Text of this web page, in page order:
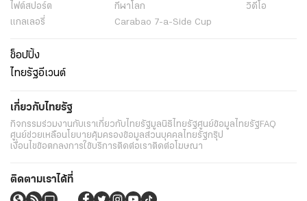
ไฟต์สปอร์ต
กีฬาโลก
วิดีโอ
แกลเลอรี่
Carabao 7-a-Side Cup
ช็อปปิ้ง
ไทยรัฐอีเวนต์
เกี่ยวกับไทยรัฐ
กิจกรรมร่วมงานกับเราเกี่ยวกับไทยรัฐมูลนิธิไทยรัฐศูนย์ข้อมูลไทยรัฐFAQ
ศูนย์ช่วยเหลือนโยบายคุ้มครองข้อมูลส่วนบุคคลไทยรัฐกรุ๊ป
เงื่อนไขข้อตกลงการใช้บริการติดต่อเราติดต่อโฆษณา
ติดตามเราได้ที่